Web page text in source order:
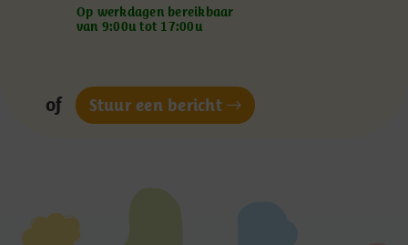
Op werkdagen bereikbaar
van 9:00u tot 17:00u
of Stuur een bericht